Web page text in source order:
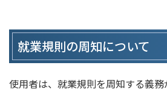
就業規則の周知について
使用者は、就業規則を周知する義